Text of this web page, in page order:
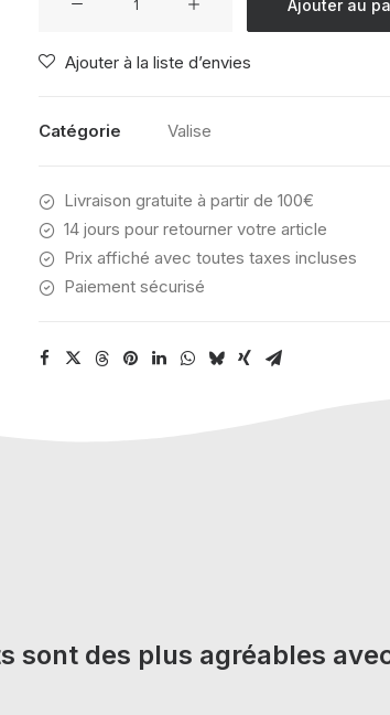
American
Starvibe
(Bagage
long
séjour)
Ajouter au
Ajouter à la liste d’envies
Catégorie Valise
Livraison gratuite à partir de 100€
14 jours pour retourner votre article
Prix affiché avec toutes taxes incluses
Paiement sécurisé
des plus agréables